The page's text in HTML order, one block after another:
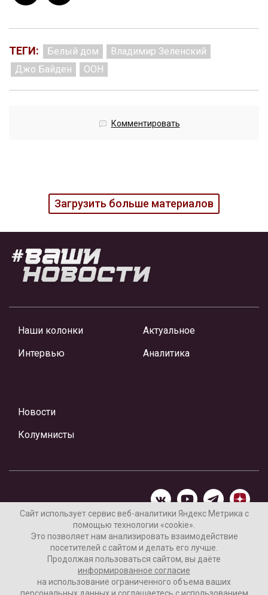
ТЕГИ: Белый дом
Владимир Зеленский
Джо Байден
ООН
Комментировать
Загрузить больше материалов
Наши колонки
Интервью
Актуальное
Аналитика
Новости
Колумнисты
Материалы предоставлены редакцией Интернет-газеты
«Ваши новости»
Нашли ошибку? Выделите ее и нажмите Ctrl+Enter
Сайт использует сервис веб-аналитики Яндекс Метрика с
помощью технологии «cookie».
Это позволяет нам анализировать взаимодействие
посетителей с сайтом и делать его лучше.
Продолжая пользоваться сайтом, вы даёте
информированное согласие
на использование ограниченного объема ваших